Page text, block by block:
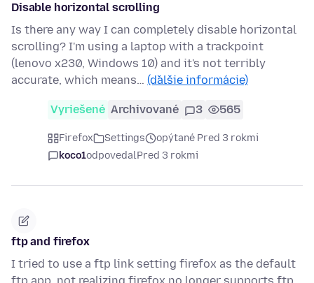
Disable horizontal scrolling
Is there any way I can completely disable horizontal
scrolling? I'm using a laptop with a trackpoint
(lenovo x230, Windows 10) and it's not terribly
accurate, which means… (ďalšie informácie)
Vyriešené Archivované 3 565
Firefox Settings
opýtané Pred 3 rokmi
koco1odpovedalPred 3 rokmi
ftp and firefox
I tried to use a ftp link setting firefox as the default